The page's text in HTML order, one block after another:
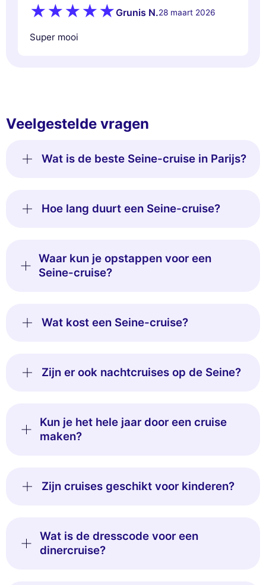
Grunis N.28 maart 2026
Super mooi
Veelgestelde vragen
Wat is de beste Seine-cruise in Parijs?
Hoe lang duurt een Seine-cruise?
Waar kun je opstappen voor een
Seine-cruise?
Wat kost een Seine-cruise?
Zijn er ook nachtcruises op de Seine?
Kun je het hele jaar door een cruise
maken?
Zijn cruises geschikt voor kinderen?
Wat is de dresscode voor een
dinercruise?